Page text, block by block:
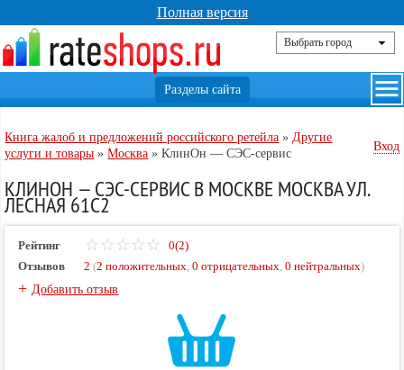
Полная версия
Книга жалоб и предложений российского ретейла »Другие
услуги и товары »Москва »КлинОн — СЭС-сервис
Вход
КЛИНОН — СЭС-СЕРВИС В МОСКВЕ МОСКВА УЛ.
ЛЕСНАЯ 61С2
Рейтинг
0(2)
Отзывов
2 (2 положительных,0 отрицательных,0 нейтральных)
+Добавить отзыв